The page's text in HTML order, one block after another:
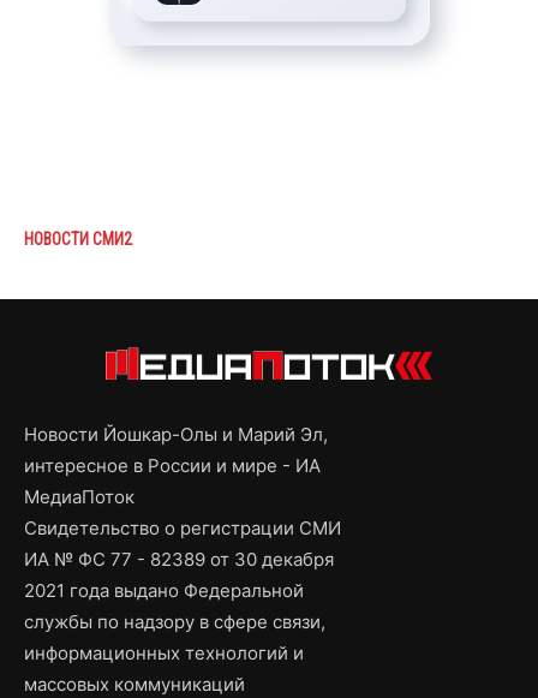
НОВОСТИ СМИ2
Новости Йошкар-Олы и Марий Эл,
интересное в России и мире - ИА
МедиаПоток
Свидетельство о регистрации СМИ
ИА № ФС 77 - 82389 от 30 декабря
2021 года выдано Федеральной
службы по надзору в сфере связи,
информационных технологий и
массовых коммуникаций